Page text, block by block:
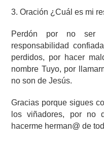
3. Oración ¿Cuál es mi
Perdón por no ser
responsabilidad
perdidos, por hacer
nombre Tuyo, por
no son de Jesús.
Gracias porque sigues
los viñadores, por no
hacerme herman@ de